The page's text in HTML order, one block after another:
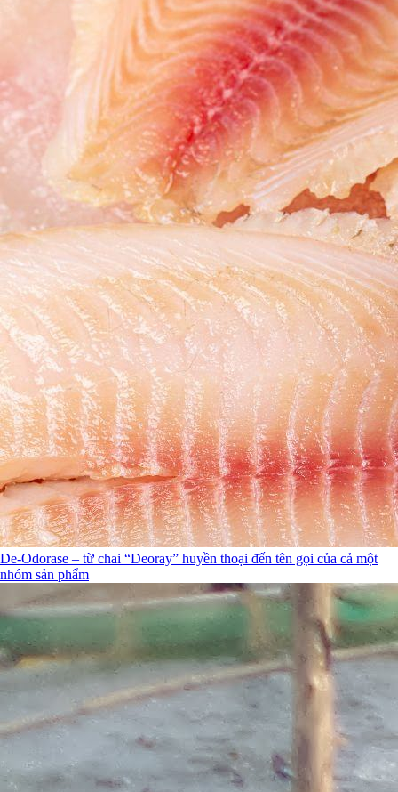
De-Odorase – từ chai “Deoray” huyền thoại đến tên gọi của cả một
nhóm sản phẩm